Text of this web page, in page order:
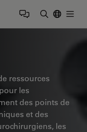
ressources
les
des points de
et des
les